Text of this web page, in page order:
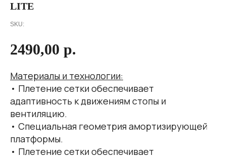
LITE
SKU:
2490,00 р.
Материалы и технологии:
• Плетение сетки обеспечивает
адаптивность к движениям стопы и
вентиляцию.
• Специальная геометрия амортизирующей
платформы.
• Плетение сетки обеспечивает